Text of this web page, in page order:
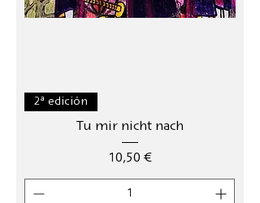
2ª edición
Tu mir nicht nach
Precio
10,50 €